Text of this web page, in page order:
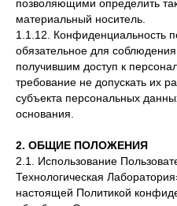
позволяющими определить
материальный носитель.
1.1.12. Конфиденциальность
обязательное для
получившим доступ к
требование не допускать их
субъекта персональных
основания.
2. ОБЩИЕ ПОЛОЖЕНИЯ
2.1. Использование
Технологическая
настоящей Политикой